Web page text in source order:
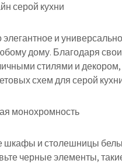
серой кухни
элегантное и
дому. Благодаря
стилями и
схем для серой
монохромность
и столешницы
черные элементы,